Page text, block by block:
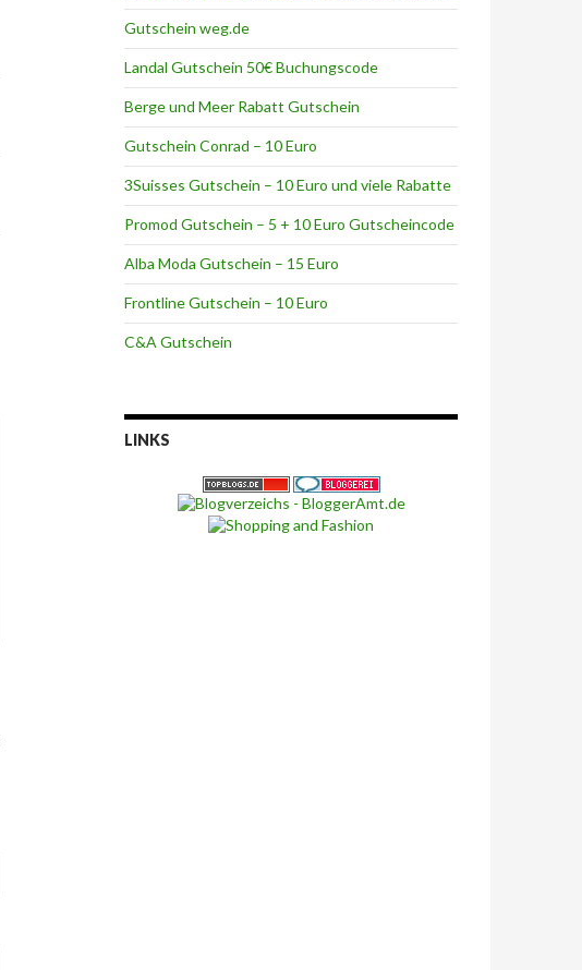
Gutschein weg.de
Landal Gutschein 50€ Buchungscode
Berge und Meer Rabatt Gutschein
Gutschein Conrad – 10 Euro
3Suisses Gutschein – 10 Euro und viele Rabatte
Promod Gutschein – 5 + 10 Euro Gutscheincode
Alba Moda Gutschein – 15 Euro
Frontline Gutschein – 10 Euro
C&A Gutschein
LINKS